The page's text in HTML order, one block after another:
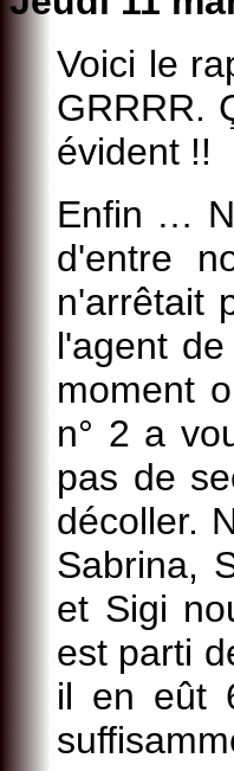
Voici le
GRRRR.
évident !!
Enfin …
d'entre
n'arrêtait
l'agent
moment
n° 2 a
pas de
décoller.
Sabrina,
et Sigi
est parti
il en eût